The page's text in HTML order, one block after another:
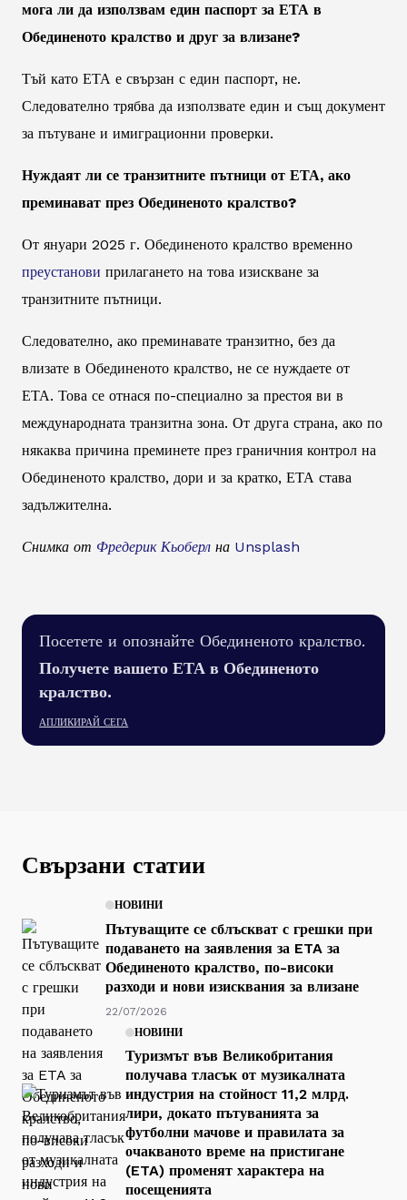
мога ли да използвам един паспорт за ЕТА в
Обединеното кралство и друг за влизане?
Тъй като ЕТА е свързан с един паспорт, не.
Следователно трябва да използвате един и същ документ
за пътуване и имиграционни проверки.
Нуждаят ли се транзитните пътници от ЕТА, ако
преминават през Обединеното кралство?
От януари 2025 г. Обединеното кралство временно
преустанови прилагането на това изискване за
транзитните пътници.
Следователно, ако преминавате транзитно, без да
влизате в Обединеното кралство, не се нуждаете от
ЕТА. Това се отнася по-специално за престоя ви в
международната транзитна зона. От друга страна, ако по
някаква причина преминете през граничния контрол на
Обединеното кралство, дори и за кратко, ЕТА става
задължителна.
Снимка от Фредерик Кьоберл на Unsplash
Посетете и опознайте Обединеното кралство.
Получете вашето ЕТА в Обединеното
кралство.
АПЛИКИРАЙ СЕГА
Свързани статии
НОВИНИ
Пътуващите се сблъскват с грешки при
подаването на заявления за ETA за
Обединеното кралство, по-високи
разходи и нови изисквания за влизане
22/07/2026
НОВИНИ
Туризмът във Великобритания
получава тласък от музикалната
индустрия на стойност 11,2 млрд.
лири, докато пътуванията за
футболни мачове и правилата за
очакваното време на пристигане
(ETA) променят характера на
посещенията